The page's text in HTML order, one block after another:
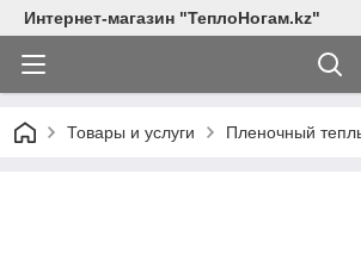
Интернет-магазин "ТеплоНогам.kz"
Товары и услуги Пленочный